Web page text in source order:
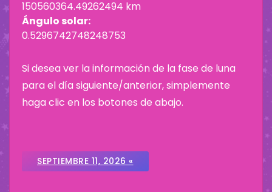
150560364.49262494 km
Ángulo solar:
0.5296742748248753
Si desea ver la información de la fase de luna
para el día siguiente/anterior, simplemente
haga clic en los botones de abajo.
SEPTIEMBRE 11, 2026 «